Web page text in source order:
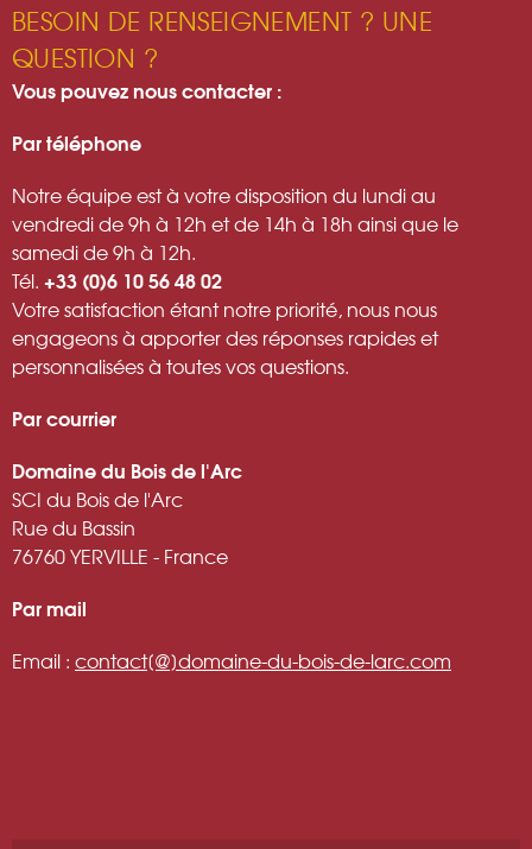
BESOIN DE RENSEIGNEMENT ? UNE
QUESTION ?
Vous pouvez nous contacter :
Par téléphone
Notre équipe est à votre disposition du lundi au
vendredi de 9h à 12h et de 14h à 18h ainsi que le
samedi de 9h à 12h.
Tél. +33 (0)6 10 56 48 02
Votre satisfaction étant notre priorité, nous nous
engageons à apporter des réponses rapides et
personnalisées à toutes vos questions.
Par courrier
Domaine du Bois de l'Arc
SCI du Bois de l'Arc
Rue du Bassin
76760 YERVILLE - France
Par mail
Email : contact[@]domaine-du-bois-de-larc.com